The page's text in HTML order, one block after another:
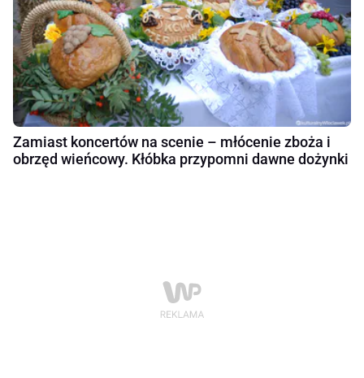
Zamiast koncertów na scenie – młócenie zboża i
obrzęd wieńcowy. Kłóbka przypomni dawne dożynki